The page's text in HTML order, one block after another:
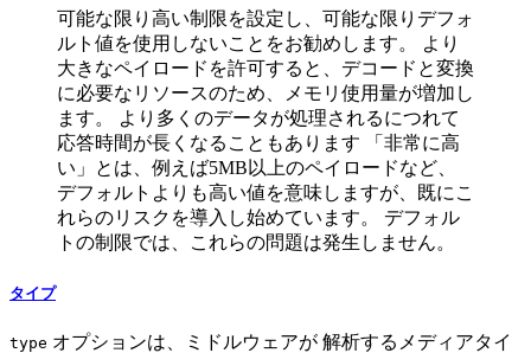
可能な限り高い制限を設定し、可能な限りデフォ
ルト値を使用しないことをお勧めします。 より
大きなペイロードを許可すると、デコードと変換
に必要なリソースのため、メモリ使用量が増加し
ます。 より多くのデータが処理されるにつれて
応答時間が長くなることもあります 「非常に高
い」とは、例えば5MB以上のペイロードなど、
デフォルトよりも高い値を意味しますが、既にこ
れらのリスクを導入し始めています。 デフォル
トの制限では、これらの問題は発生しません。
タイプ
type オプションは、ミドルウェアが 解析するメディアタイ